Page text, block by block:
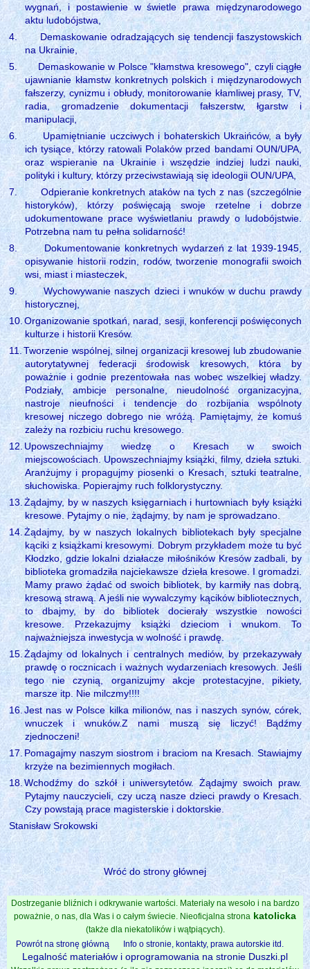
wygnań, i postawienie w świetle prawa międzynarodowego
aktu ludobójstwa,
4.
Demaskowanie odradzających się tendencji faszystowskich
na Ukrainie,
5.
Demaskowanie w Polsce "kłamstwa kresowego", czyli ciągłe
ujawnianie kłamstw konkretnych polskich i międzynarodowych
fałszerzy, cynizmu i obłudy, monitorowanie kłamliwej prasy, TV,
radia, gromadzenie dokumentacji fałszerstw, łgarstw i
manipulacji,
6.
Upamiętnianie uczciwych i bohaterskich Ukraińców, a były
ich tysiące, którzy ratowali Polaków przed bandami OUN/UPA,
oraz wspieranie na Ukrainie i wszędzie indziej ludzi nauki,
polityki i kultury, którzy przeciwstawiają się ideologii OUN/UPA,
7.
Odpieranie konkretnych ataków na tych z nas (szczególnie
historyków), którzy poświęcają swoje rzetelne i dobrze
udokumentowane prace wyświetlaniu prawdy o ludobójstwie.
Potrzebna nam tu pełna solidarność!
8.
Dokumentowanie konkretnych wydarzeń z lat 1939-1945,
opisywanie historii rodzin, rodów, tworzenie monografii swoich
wsi, miast i miasteczek,
9.
Wychowywanie naszych dzieci i wnuków w duchu prawdy
historycznej,
10. Organizowanie spotkań, narad, sesji, konferencji poświęconych
kulturze i historii Kresów.
11.Tworzenie wspólnej, silnej organizacji kresowej lub zbudowanie
autorytatywnej federacji środowisk kresowych, która by
poważnie i godnie prezentowała nas wobec wszelkiej władzy.
Podziały, ambicje personalne, nieudolność organizacyjna,
nastroje nieufności i tendencje do rozbijania wspólnoty
kresowej niczego dobrego nie wróżą. Pamiętajmy, że komuś
zależy na rozbiciu ruchu kresowego.
12. Upowszechniajmy wiedzę o Kresach w swoich
miejscowościach. Upowszechniajmy książki, filmy, dzieła sztuki.
Aranżujmy i propagujmy piosenki o Kresach, sztuki teatralne,
słuchowiska. Popierajmy ruch folklorystyczny.
13. Żądajmy, by w naszych księgarniach i hurtowniach były książki
kresowe. Pytajmy o nie, żądajmy, by nam je sprowadzano.
14. Żądajmy, by w naszych lokalnych bibliotekach były specjalne
kąciki z książkami kresowymi. Dobrym przykładem może tu być
Kłodzko, gdzie lokalni działacze miłośników Kresów zadbali, by
biblioteka gromadziła najciekawsze dzieła kresowe. I gromadzi.
Mamy prawo żądać od swoich bibliotek, by karmiły nas dobrą,
kresową strawą. A jeśli nie wywalczymy kącików bibliotecznych,
to dbajmy, by do bibliotek docierały wszystkie nowości
kresowe. Przekazujmy książki dzieciom i wnukom. To
najważniejsza inwestycja w wolność i prawdę.
15.Żądajmy od lokalnych i centralnych mediów, by przekazywały
prawdę o rocznicach i ważnych wydarzeniach kresowych. Jeśli
tego nie czynią, organizujmy akcje protestacyjne, pikiety,
marsze itp. Nie milczmy!!!!
16. Jest nas w Polsce kilka milionów, nas i naszych synów, córek,
wnuczek i wnuków.Z nami muszą się liczyć! Bądźmy
zjednoczeni!
17. Pomagajmy naszym siostrom i braciom na Kresach. Stawiajmy
krzyże na bezimiennych mogiłach.
18. Wchodźmy do szkół i uniwersytetów. Żądajmy swoich praw.
Pytajmy nauczycieli, czy uczą nasze dzieci prawdy o Kresach.
Czy powstają prace magisterskie i doktorskie.
Stanisław Srokowski
Wróć do strony głównej
Dostrzeganie bliźnich i odkrywanie wartości. Materiały na wesoło i na bardzo
poważnie, o nas, dla Was i o całym świecie. Nieoficjalna strona katolicka
(także dla niekatolików i wątpiących).
Powrót na stronę główną
Info o stronie, kontakty, prawa autorskie itd.
Legalność materiałów i oprogramowania na stronie Duszki.pl